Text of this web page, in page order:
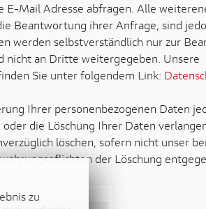
E-Mail Adresse abfragen. Alle
Beantwortung ihrer Anfrage, sind
werden selbstverständlich nur zur
nicht an Dritte weitergegeben. Unsere
Sie unter folgendem Link:
Ihrer personenbezogenen Daten
die Löschung Ihrer Daten
löschen, sofern nicht unser
der Löschung
zu